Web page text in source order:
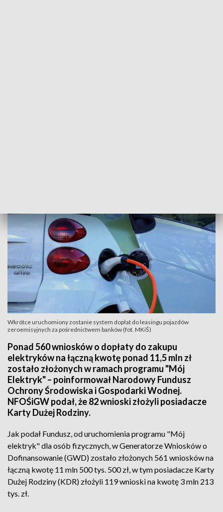
Wkrótce uruchomiony zostanie system dopłat do leasingu pojazdów
zeroemisyjnych za pośrednictwem banków (fot. MKiŚ)
Ponad 560 wniosków o dopłaty do zakupu
elektryków na łączną kwotę ponad 11,5 mln zł
zostało złożonych w ramach programu "Mój
Elektryk" – poinformował Narodowy Fundusz
Ochrony Środowiska i Gospodarki Wodnej.
NFOŚiGW podał, że 82 wnioski złożyli posiadacze
Karty Dużej Rodziny.
Jak podał Fundusz, od uruchomienia programu "Mój
elektryk" dla osób fizycznych, w Generatorze Wniosków o
Dofinansowanie (GWD) zostało złożonych 561 wniosków na
łączną kwotę 11 mln 500 tys. 500 zł, w tym posiadacze Karty
Dużej Rodziny (KDR) złożyli 119 wnioski na kwotę 3 mln 213
tys. zł.